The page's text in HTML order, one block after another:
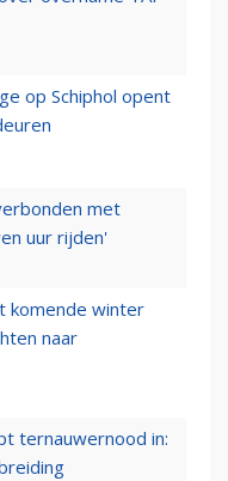
op Schiphol opent
met
uur rijden'
komende winter
naar
ternauwernood in: